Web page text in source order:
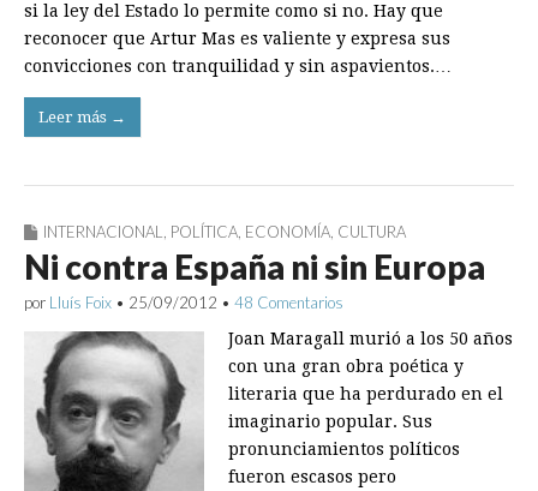
si la ley del Estado lo permite como si no. Hay que
reconocer que Artur Mas es valiente y expresa sus
convicciones con tranquilidad y sin aspavientos.…
Leer más →
INTERNACIONAL POLÍTICA ECONOMÍA CULTURA
Ni contra España ni sin Europa
por Lluís Foix • 25/09/2012 • 48 Comentarios
Joan Maragall murió a los 50 años
con una gran obra poética y
literaria que ha perdurado en el
imaginario popular. Sus
pronunciamientos políticos
fueron escasos pero